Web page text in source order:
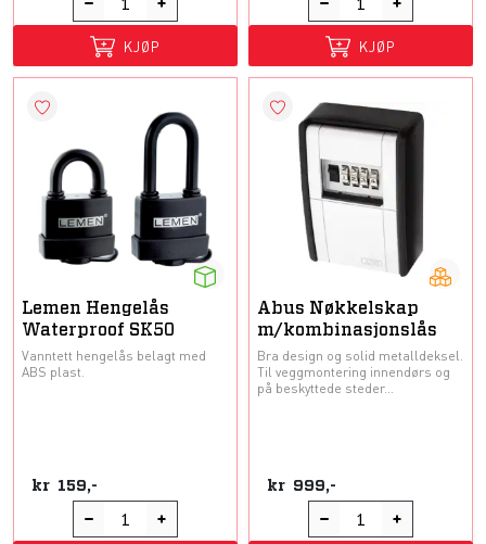
KJØP KJØP
Lemen Hengelås
Waterproof SK50
Vanntett hengelås belagt med
ABS plast.
kr 159,-
Abus Nøkkelskap
m/kombinasjonslås
Bra design og solid metalldeksel.
Til veggmontering innendørs og
på beskyttede steder...
kr 999,-